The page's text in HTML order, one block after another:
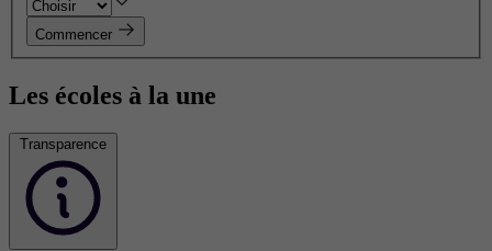
Commencer
Les écoles à la une
Transparence